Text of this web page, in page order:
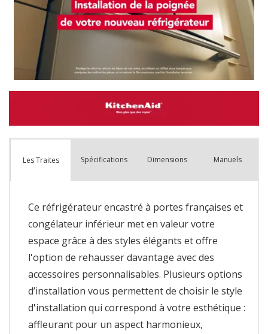
Les Traites Spécifications Dimensions Manuels
Ce réfrigérateur encastré à portes françaises et
congélateur inférieur met en valeur votre
espace grâce à des styles élégants et offre
l'option de rehausser davantage avec des
accessoires personnalisables. Plusieurs options
d’installation vous permettent de choisir le style
d'installation qui correspond à votre esthétique :
affleurant pour un aspect harmonieux,